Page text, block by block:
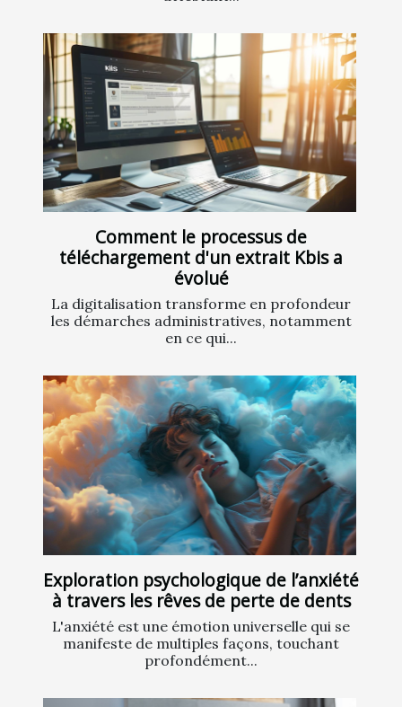
Comment le processus de
téléchargement d'un extrait Kbis a
évolué
La digitalisation transforme en profondeur
les démarches administratives, notamment
en ce qui...
Exploration psychologique de l’anxiété
à travers les rêves de perte de dents
L'anxiété est une émotion universelle qui se
manifeste de multiples façons, touchant
profondément...